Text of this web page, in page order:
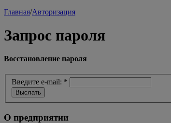
Главная/Авторизация
Запрос пароля
Восстановление пароля
Введите e-mail: *
О предприятии